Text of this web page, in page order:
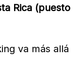
Rica (puesto
va más allá